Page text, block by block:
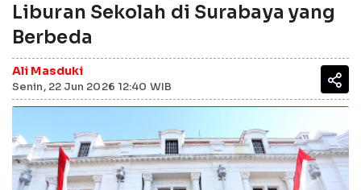
Liburan Sekolah di Surabaya yang
Berbeda
Ali Masduki
Senin, 22 Jun 2026 12:40 WIB